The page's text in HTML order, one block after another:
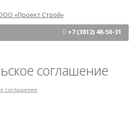
+7 (3812) 48-50-31
соглашение
соглашение